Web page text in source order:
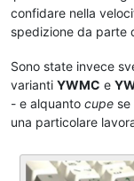
confidare nella
spedizione da parte
Sono state invece
varianti YWMC e
- e alquanto cupe
una particolare